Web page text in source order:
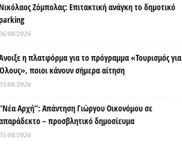
Ζόμπολας: Επιτακτική ανάγκη το δημοτικό
08/2026
η πλατφόρμα για το πρόγραμμα «Τουρισμός για
ποιοι κάνουν σήμερα αίτηση
08/2026
Αρχή”: Απάντηση Γιώργου Οικονόμου σε
– προσβλητικό δημοσίευμα
08/2026